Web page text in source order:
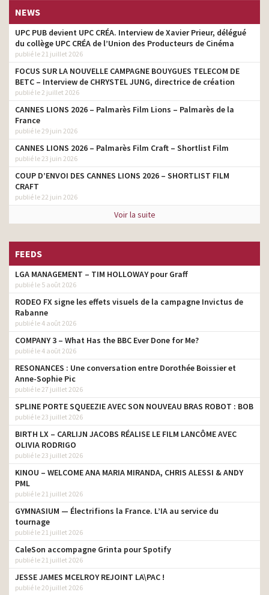
NEWS
UPC PUB devient UPC CRÉA. Interview de Xavier Prieur, délégué
du collège UPC CRÉA de l’Union des Producteurs de Cinéma
publié le 21 juillet 2026
FOCUS SUR LA NOUVELLE CAMPAGNE BOUYGUES TELECOM DE
BETC – Interview de CHRYSTEL JUNG, directrice de création
publié le 2 juillet 2026
CANNES LIONS 2026 – Palmarès Film Lions – Palmarès de la
France
publié le 29 juin 2026
CANNES LIONS 2026 – Palmarès Film Craft – Shortlist Film
publié le 23 juin 2026
COUP D’ENVOI DES CANNES LIONS 2026 – SHORTLIST FILM
CRAFT
publié le 22 juin 2026
Voir la suite
FEEDS
LGA MANAGEMENT – TIM HOLLOWAY pour Graff
publié le 5 août 2026
RODEO FX signe les effets visuels de la campagne Invictus de
Rabanne
publié le 4 août 2026
COMPANY 3 – What Has the BBC Ever Done for Me?
publié le 4 août 2026
RESONANCES : Une conversation entre Dorothée Boissier et
Anne-Sophie Pic
publié le 27 juillet 2026
SPLINE PORTE SQUEEZIE AVEC SON NOUVEAU BRAS ROBOT : BOB
publié le 23 juillet 2026
BIRTH LX – CARLIJN JACOBS RÉALISE LE FILM LANCÔME AVEC
OLIVIA RODRIGO
publié le 23 juillet 2026
KINOU – WELCOME ANA MARIA MIRANDA, CHRIS ALESSI & ANDY
PML
publié le 21 juillet 2026
GYMNASIUM — Électrifions la France. L’IA au service du
tournage
publié le 21 juillet 2026
CaleSon accompagne Grinta pour Spotify
publié le 21 juillet 2026
JESSE JAMES MCELROY REJOINT LA\PAC !
publié le 20 juillet 2026